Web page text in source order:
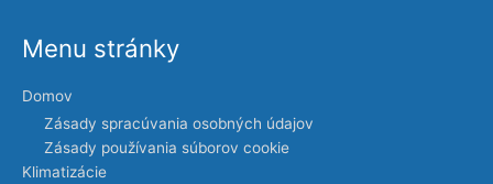
Menu stránky
Domov
Zásady spracúvania osobných údajov
Zásady používania súborov cookie
Klimatizácie